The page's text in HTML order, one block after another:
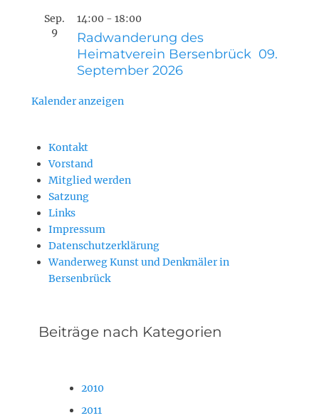
Sep.
9
14:00 - 18:00
Radwanderung des
Heimatverein Bersenbrück 09.
September 2026
Kalender anzeigen
Kontakt
Vorstand
Mitglied werden
Satzung
Links
Impressum
Datenschutzerklärung
Wanderweg Kunst und Denkmäler in
Bersenbrück
Beiträge nach Kategorien
2010
2011